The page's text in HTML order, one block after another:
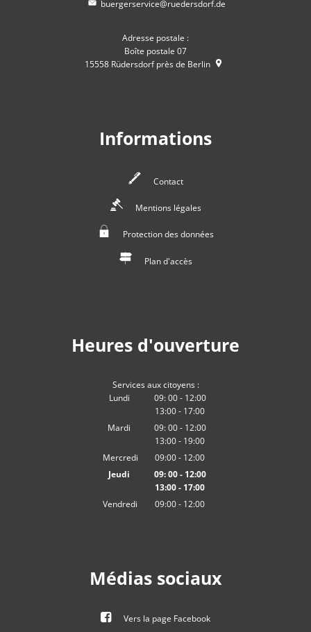
buergerservice@ruedersdorf.de
Adresse postale :
Boîte postale 07
15558 Rüdersdorf près de Berlin
Informations
Contact
Mentions légales
Protection des données
Plan d'accès
Heures d'ouverture
Services aux citoyens :
Lundi
09:00- 12:00
De 09:00 à 12:00
13:00- 17:00
De 13:00 à 17:00
Mardi 09:00- 12:00
De 09:00 à 12:00
13:00- 19:00
De 13:00 à 19:00
Mercredi 09:00- 12:00
heures De 09:00 à 12:00 heures
Jeudi 09:00- 12:00
De 09:00 à 12:00
13:00- 17:00
De 13:00 à 17:00
Vendredi 09:00- 12:00
Médias sociaux
Vers la page Facebook